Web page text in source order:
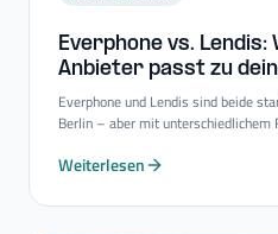
Everphone vs.
Anbieter passt zu
Everphone und Lendis sind beide
Berlin – aber mit unterschiedlichem
Weiterlesen